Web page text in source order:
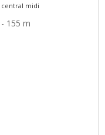
central midi
155 m